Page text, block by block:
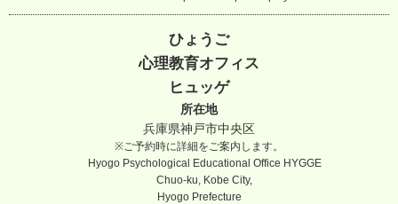
ひょうご
心理教育オフィス
ヒュッゲ
所在地
兵庫県神戸市中央区
※ご予約時に詳細をご案内します。
Hyogo Psychological Educational Office HYGGE
Chuo-ku, Kobe City,
Hyogo Prefecture